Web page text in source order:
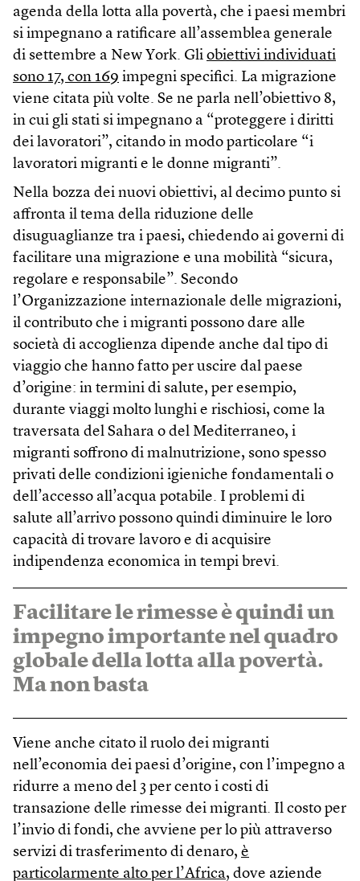
agenda della lotta alla povertà, che i paesi membri
si impegnano a ratificare all’assemblea generale
di settembre a New York. Gli obiettivi individuati
sono 17, con 169 impegni specifici. La migrazione
viene citata più volte. Se ne parla nell’obiettivo 8,
in cui gli stati si impegnano a “proteggere i diritti
dei lavoratori”, citando in modo particolare “i
lavoratori migranti e le donne migranti”.
Nella bozza dei nuovi obiettivi, al decimo punto si
affronta il tema della riduzione delle
disuguaglianze tra i paesi, chiedendo ai governi di
facilitare una migrazione e una mobilità “sicura,
regolare e responsabile”. Secondo
l’Organizzazione internazionale delle migrazioni,
il contributo che i migranti possono dare alle
società di accoglienza dipende anche dal tipo di
viaggio che hanno fatto per uscire dal paese
d’origine: in termini di salute, per esempio,
durante viaggi molto lunghi e rischiosi, come la
traversata del Sahara o del Mediterraneo, i
migranti soffrono di malnutrizione, sono spesso
privati delle condizioni igieniche fondamentali o
dell’accesso all’acqua potabile. I problemi di
salute all’arrivo possono quindi diminuire le loro
capacità di trovare lavoro e di acquisire
indipendenza economica in tempi brevi.
Facilitare le rimesse è quindi un
impegno importante nel quadro
globale della lotta alla povertà.
Ma non basta
Viene anche citato il ruolo dei migranti
nell’economia dei paesi d’origine, con l’impegno a
ridurre a meno del 3 per cento i costi di
transazione delle rimesse dei migranti. Il costo per
l’invio di fondi, che avviene per lo più attraverso
servizi di trasferimento di denaro, è
particolarmente alto per l’Africa, dove aziende